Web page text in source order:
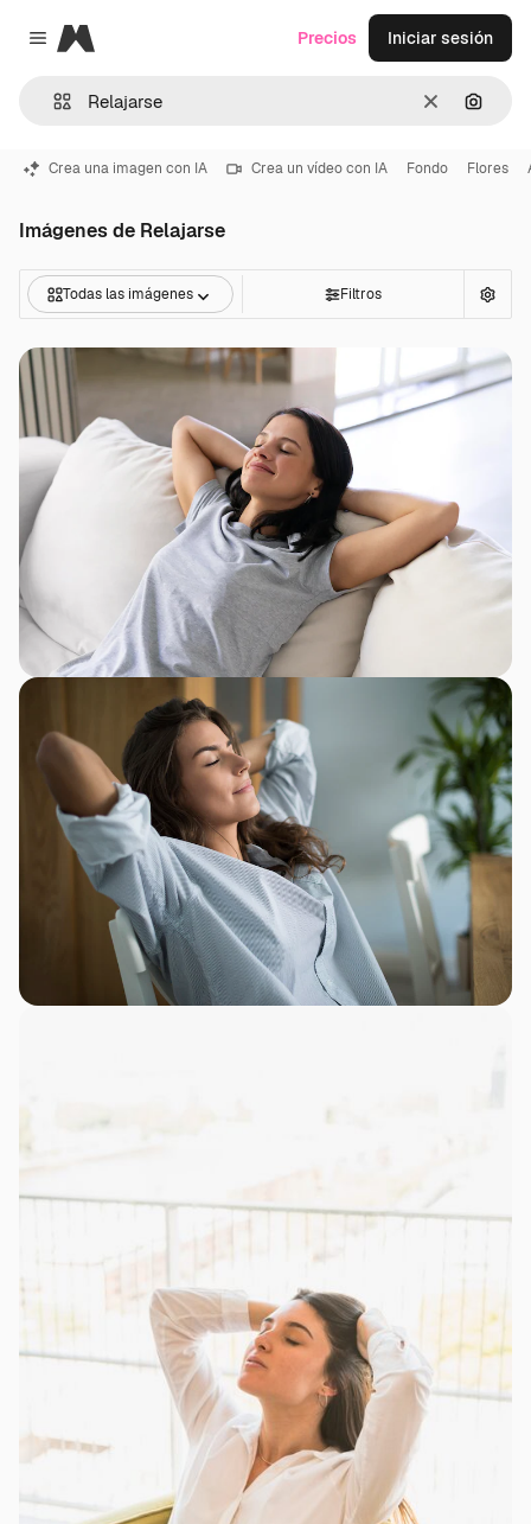
Close menu
Magnific
Borrar
Precios Iniciar sesión
Crea una imagen con IA Crea un vídeo con IA Fondo Flores
Imágenes de Relajarse
Todas las imágenes Filtros